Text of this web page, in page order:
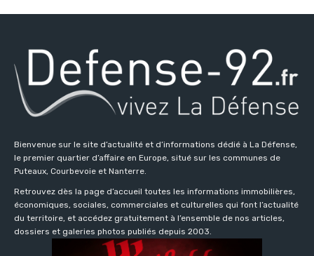
Bienvenue sur le site d’actualité et d’informations dédié à La Défense,
le premier quartier d’affaire en Europe, situé sur les communes de
Puteaux, Courbevoie et Nanterre.
Retrouvez dès la page d’accueil toutes les informations immobilières,
économiques, sociales, commerciales et culturelles qui font l’actualité
du territoire, et accédez gratuitement à l’ensemble de nos articles,
dossiers et galeries photos publiés depuis 2003.